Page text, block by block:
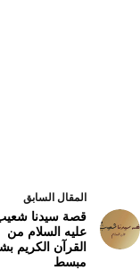
المقال السابق
قصة سيدنا
عليه السلام من
القرآن الكريم
مبسط